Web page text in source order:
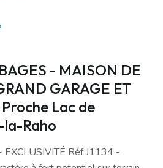
- MAISON DE
GARAGE ET
Lac de
Raho
Réf J1134 -